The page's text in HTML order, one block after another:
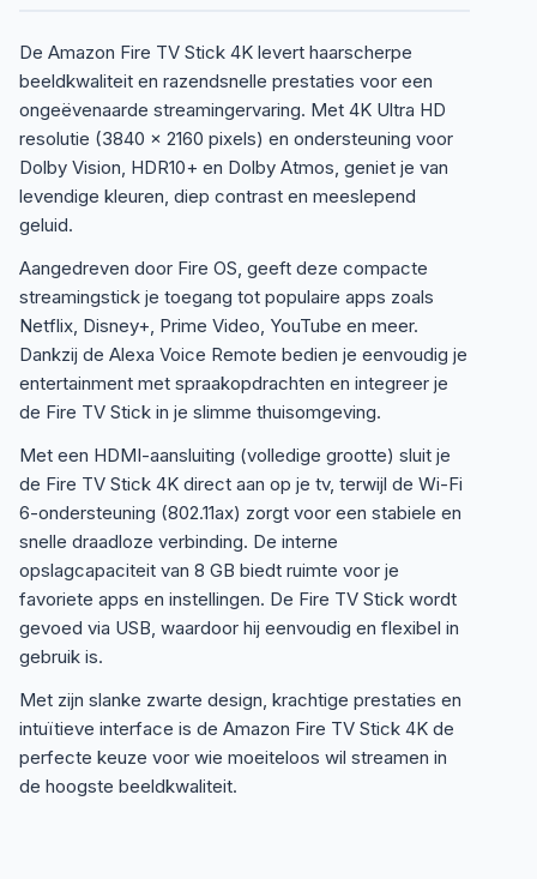
De Amazon Fire TV Stick 4K levert haarscherpe
beeldkwaliteit en razendsnelle prestaties voor een
ongeëvenaarde streamingervaring. Met 4K Ultra HD
resolutie (3840 x 2160 pixels) en ondersteuning voor
Dolby Vision, HDR10+ en Dolby Atmos, geniet je van
levendige kleuren, diep contrast en meeslepend
geluid.
Aangedreven door Fire OS, geeft deze compacte
streamingstick je toegang tot populaire apps zoals
Netflix, Disney+, Prime Video, YouTube en meer.
Dankzij de Alexa Voice Remote bedien je eenvoudig je
entertainment met spraakopdrachten en integreer je
de Fire TV Stick in je slimme thuisomgeving.
Met een HDMI-aansluiting (volledige grootte) sluit je
de Fire TV Stick 4K direct aan op je tv, terwijl de Wi-Fi
6-ondersteuning (802.11ax) zorgt voor een stabiele en
snelle draadloze verbinding. De interne
opslagcapaciteit van 8 GB biedt ruimte voor je
favoriete apps en instellingen. De Fire TV Stick wordt
gevoed via USB, waardoor hij eenvoudig en flexibel in
gebruik is.
Met zijn slanke zwarte design, krachtige prestaties en
intuïtieve interface is de Amazon Fire TV Stick 4K de
perfecte keuze voor wie moeiteloos wil streamen in
de hoogste beeldkwaliteit.